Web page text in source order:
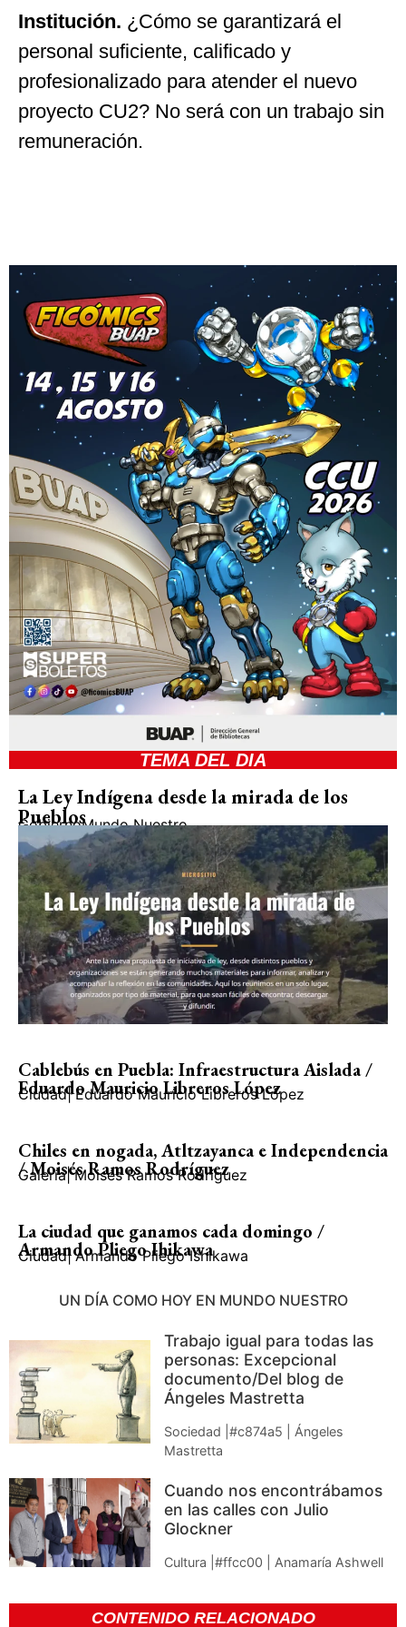
Institución. ¿Cómo se garantizará el
personal suficiente, calificado y
profesionalizado para atender el nuevo
proyecto CU2? No será con un trabajo sin
remuneración.
TEMA DEL DIA
La Ley Indígena desde la mirada de los
Pueblos
GobiernoMundo Nuestro
Cablebús en Puebla: Infraestructura Aislada /
Eduardo Mauricio Libreros López
Ciudad| Eduardo Mauricio Libreros López
Chiles en nogada, Atltzayanca e Independencia
/ Moisés Ramos Rodríguez
Galería| Moisés Ramos Rodríguez
La ciudad que ganamos cada domingo /
Armando Pliego Ihikawa
Ciudad| Armando Pliego Ishikawa
UN DÍA COMO HOY EN MUNDO NUESTRO
Trabajo igual para todas las
personas: Excepcional
documento/Del blog de
Ángeles Mastretta
Sociedad |#c874a5 | Ángeles
Mastretta
Cuando nos encontrábamos
en las calles con Julio
Glockner
Cultura |#ffcc00 | Anamaría Ashwell
CONTENIDO RELACIONADO